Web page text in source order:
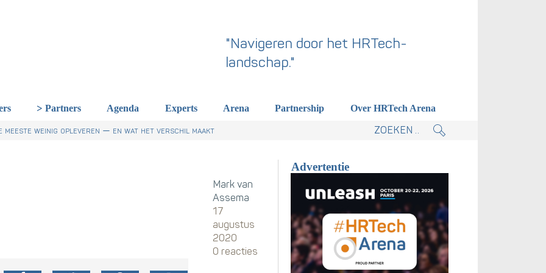
"Navigeren door het HRTech-
landschap."
Partners Agenda Experts Arena Partnership Over HRTech Arena
kabinet. Skills-gerichte arbeidsmarkt onderdeel actieplan.
een gemeenschappelijke skillstaal nodig heeft
dit een wake-up call is voor HR in Nederland
meeste weinig opleveren — en wat het verschil maakt
Mark van
Assema
17
augustus
2020
0 reacties
Advertentie